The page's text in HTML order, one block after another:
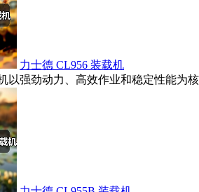
力士德 CL956 装载机
以强劲动力、高效作业和稳定性能为